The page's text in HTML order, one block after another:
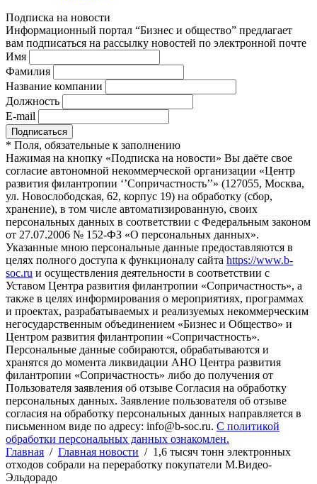
Подписка на новости
Информационный портал “Бизнес и общество” предлагает
вам подписаться на рассылку новостей по электронной почте
Имя
Фамилия
Название компании
Должность
E-mail
* Поля, обязательные к заполнению
Нажимая на кнопку «Подписка на новости» Вы даёте свое
согласие автономной некоммерческой организации «Центр
развития филантропии ‘’Сопричастность’’» (127055, Москва,
ул. Новослободская, 62, корпус 19) на обработку (сбор,
хранение), в том числе автоматизированную, своих
персональных данных в соответствии с Федеральным законом
от 27.07.2006 № 152-ФЗ «О персональных данных».
Указанные мною персональные данные предоставляются в
целях полного доступа к функционалу сайта https://www.b-
soc.ru и осуществления деятельности в соответствии с
Уставом Центра развития филантропии «Сопричастность», а
также в целях информирования о мероприятиях, программах
и проектах, разрабатываемых и реализуемых некоммерческим
негосударственным объединением «Бизнес и Общество» и
Центром развития филантропии «Сопричастность».
Персональные данные собираются, обрабатываются и
хранятся до момента ликвидации АНО Центра развития
филантропии «Сопричастность» либо до получения от
Пользователя заявления об отзыве Согласия на обработку
персональных данных. Заявление пользователя об отзыве
согласия на обработку персональных данных направляется в
письменном виде по адресу: info@b-soc.ru. С политикой
обработки персональных данных ознакомлен.
Главная / Главная новости / 1,6 тысяч тонн электронных
отходов собрали на переработку покупатели М.Видео-
Эльдорадо